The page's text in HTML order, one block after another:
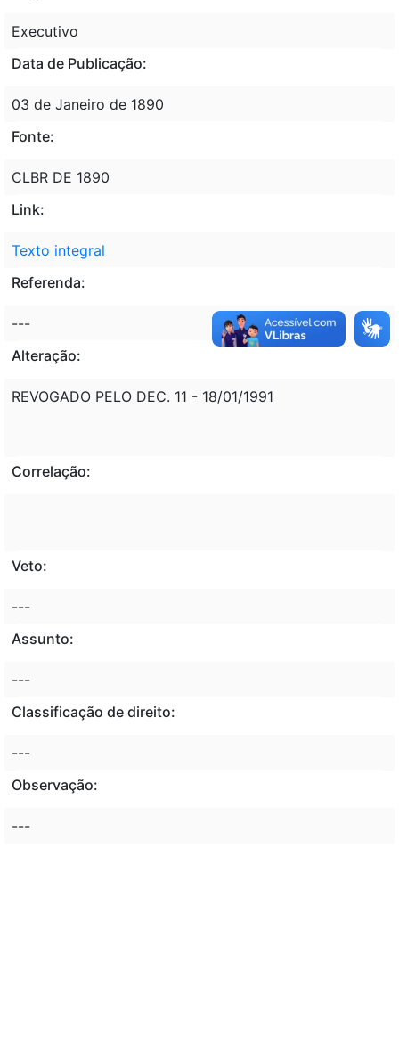
Executivo
Data de Publicação:
03 de Janeiro de 1890
Fonte:
CLBR DE 1890
Link:
Texto integral
Referenda:
---
Alteração:
REVOGADO PELO DEC. 11 - 18/01/1991
Correlação:
Veto:
---
Assunto:
---
Classificação de direito:
---
Observação:
---